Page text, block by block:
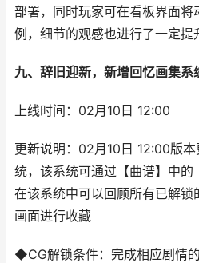
部署，同时玩家可在看板界面将
例，细节的观感也进行了一定提
九、辞旧迎新，新增回忆画集系
上线时间：02月10日 12:00
更新说明：02月10日 12:00版
统，该系统可通过【曲谱】中的
在该系统中可以回顾所有已解锁
画面进行收藏
◆CG解锁条件：完成相应剧情